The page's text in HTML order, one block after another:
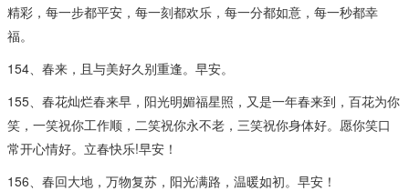
精彩，每一步都平安，每一刻都欢乐，每一分都如意，每一秒都幸
福。
154、春来，且与美好久别重逢。早安。
155、春花灿烂春来早，阳光明媚福星照，又是一年春来到，百花为你
笑，一笑祝你工作顺，二笑祝你永不老，三笑祝你身体好。愿你笑口
常开心情好。立春快乐!早安！
156、春回大地，万物复苏，阳光满路，温暖如初。早安！